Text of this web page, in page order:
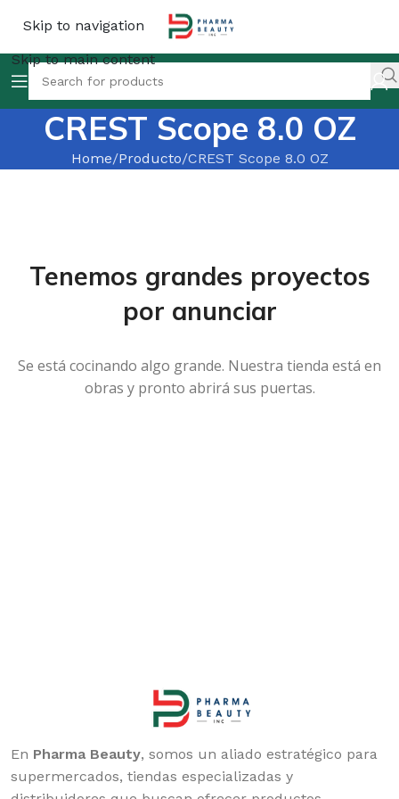
Skip to navigation
Skip to main content
CREST Scope 8.0 OZ
Home Producto CREST Scope 8.0 OZ
Tenemos grandes proyectos
por anunciar
Se está cocinando algo grande. Nuestra tienda está en
obras y pronto abrirá sus puertas.
En Pharma Beauty, somos un aliado estratégico para
supermercados, tiendas especializadas y